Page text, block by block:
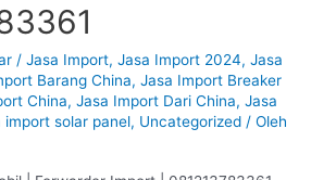
/ Jasa Import, Jasa Import 2024, Jasa
Barang China, Jasa Import Breaker
China, Jasa Import Dari China, Jasa
import solar panel, Uncategorized/ Oleh